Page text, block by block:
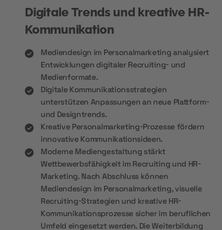
Digitale Trends und kreative HR-
Kommunikation
Mediendesign im Personalmarketing analysiert
Entwicklungen digitaler Recruiting- und
Medienformate.
Digitale Kommunikationsstrategien
unterstützen Anpassungen an neue Plattform-
und Designtrends.
Kreative Personalmarketing-Prozesse fördern
innovative Kommunikationsideen.
Moderne Mediengestaltung stärkt
Wettbewerbsfähigkeit im Recruiting und HR-
Marketing. Nach Abschluss können
Mediendesign im Personalmarketing, visuelle
Recruiting-Strategien und kreative HR-
Kommunikationsprozesse sicher im beruflichen
Umfeld eingesetzt werden. Die Weiterbildung